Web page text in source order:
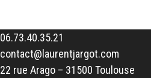
06.73.40.35.21
contact@laurentjargot.com
22 rue Arago – 31500 Toulouse